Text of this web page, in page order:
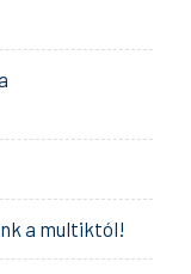
a multiktól!